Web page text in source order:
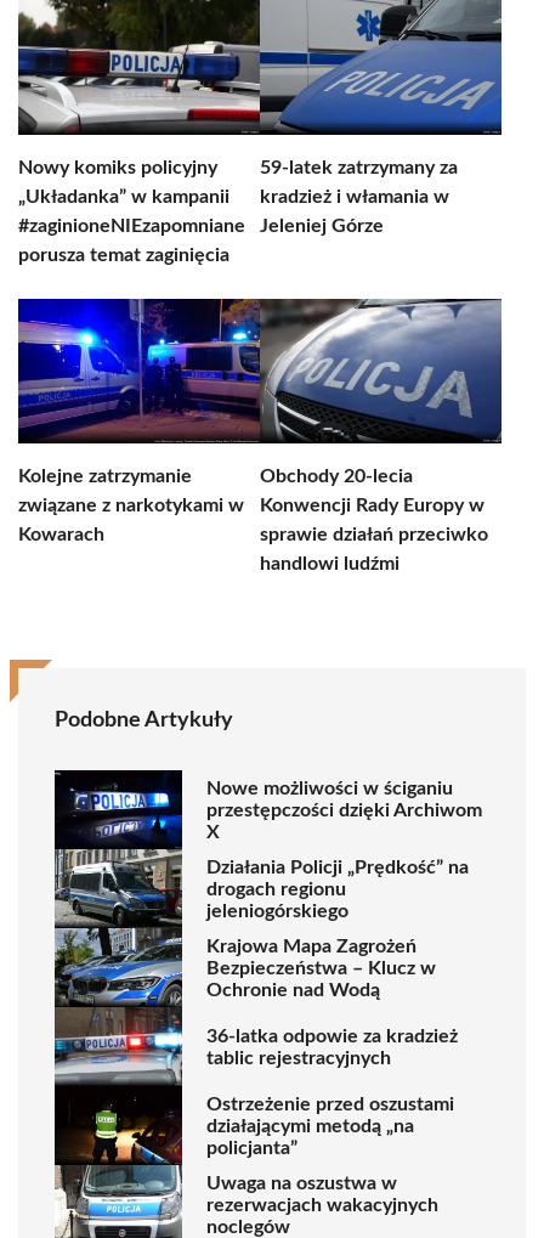
Nowy komiks policyjny
„Układanka” w kampanii
#zaginioneNIEzapomniane
porusza temat zaginięcia
59-latek zatrzymany za
kradzież i włamania w
Jeleniej Górze
Kolejne zatrzymanie
związane z narkotykami w
Kowarach
Obchody 20-lecia
Konwencji Rady Europy w
sprawie działań przeciwko
handlowi ludźmi
Podobne Artykuły
Nowe możliwości w ściganiu
przestępczości dzięki Archiwom
X
Działania Policji „Prędkość” na
drogach regionu
jeleniogórskiego
Krajowa Mapa Zagrożeń
Bezpieczeństwa – Klucz w
Ochronie nad Wodą
36-latka odpowie za kradzież
tablic rejestracyjnych
Ostrzeżenie przed oszustami
działającymi metodą „na
policjanta”
Uwaga na oszustwa w
rezerwacjach wakacyjnych
noclegów